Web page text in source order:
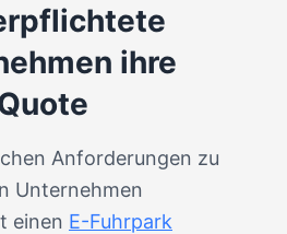
ihre
Anforderungen zu
Unternehmen
einen E-Fuhrpark